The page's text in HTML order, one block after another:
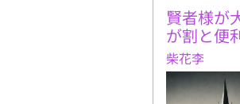
賢者様が
が割と便
柴花李